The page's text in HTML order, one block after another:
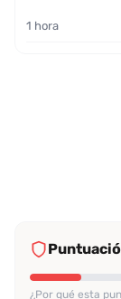
1 hora
¿Por qué esta